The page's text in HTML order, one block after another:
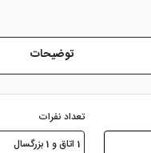
توضیحات
تعداد نفرات
1 اتاق و 1 بزرگسال